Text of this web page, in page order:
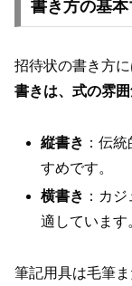
書き方の基
招待状の書き方
書きは、式の雰
縦書き ：伝
すめです。
横書き ：カ
適しています
筆記用具は毛筆